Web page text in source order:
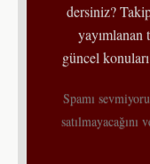
dersiniz?
yayımlanan
güncel
Spamı
satılmayacağını